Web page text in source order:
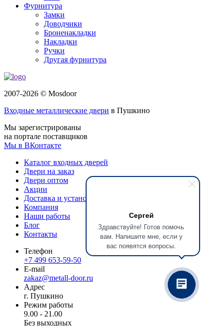
Сергей
Здравствуйте! Готов помочь
вам. Напишите мне, если у
вас появятся вопросы.
Фурнитура
Замки
Доводчики
Броненакладки
Накладки
Ручки
Другая фурнитура
2007-2026 © Mosdoor
Входные металлические двери в Пушкино
Мы зарегистрированы
на портале поставщиков
Мы в ВКонтакте
Каталог входных дверей
Двери на заказ
Двери оптом
Акции
Доставка и установка
Компания
Наши работы
Блог
Контакты
Телефон
+7 499 653-59-50
E-mail
zakaz@metall-door.ru
Адрес
г. Пушкино
Режим работы
9.00 - 21.00
Без выходных